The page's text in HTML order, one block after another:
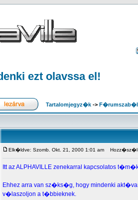
ezt olavssa el!
Tartalomjegyz�k ->
Elk�ldve: Szomb. Okt. 21, 2000 1:01 am
Itt az ALPHAVILLE zenekarral kapcsolatos
Ehhez arra van sz�ks�g, hogy mindenki
v�laszoljon a t�bbieknek.